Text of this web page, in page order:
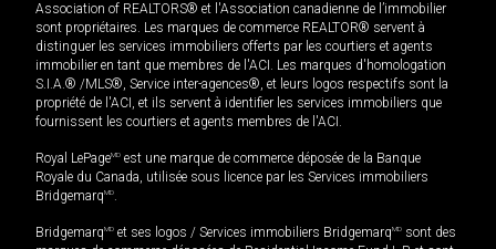
Association of REALTORS® et l'Association canadienne de l’immobilier
sont propriétaires. Les marques de commerce REALTOR® servent à
distinguer les services immobiliers offerts par les courtiers et agents
immobilier en tant que membres de l'ACI. Les marques d'homologation
S.I.A.® /MLS®, Service inter-agences®, et leurs logos respectifs sont la
propriété de l'ACI, et ils servent à identifier les services immobiliers que
fournissent les courtiers et agents membres de l'ACI.
Royal LePageMD est une marque de commerce déposée de la Banque
Royale du Canada, utilisée sous licence par les Services immobiliers
BridgemarqMD.
BridgemarqMD et ses logos / Services immobiliers BridgemarqMD sont des